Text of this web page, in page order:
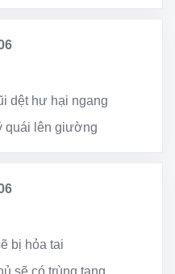
dệt hư hại ngang
quái lên giường
bị hỏa tai
sẽ có trùng tang